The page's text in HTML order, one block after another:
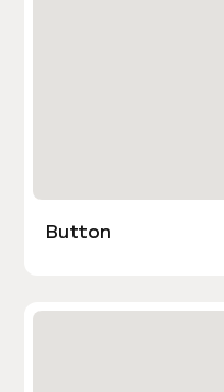
Button